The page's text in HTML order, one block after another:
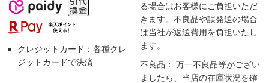
クレジットカード：各種クレ
ジットカードで決済
る場合はお客様にご負担いただ
きます。不良品や誤発送の場合
は当社が返送費用を負担いたし
ます。
不良品： 万一不良品等がござい
ましたら、当店の在庫状況を確